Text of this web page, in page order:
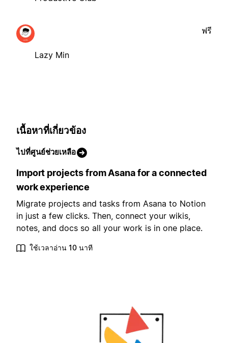
Lazy Min
ฟรี
เนื้อหาที่เกี่ยวข้อง
ไปที่ศูนย์ช่วยเหลือ
Import projects from Asana for a connected
work experience
Migrate projects and tasks from Asana to Notion
in just a few clicks. Then, connect your wikis,
notes, and docs so all your work is in one place.
ใช้เวลาอ่าน 10 นาที